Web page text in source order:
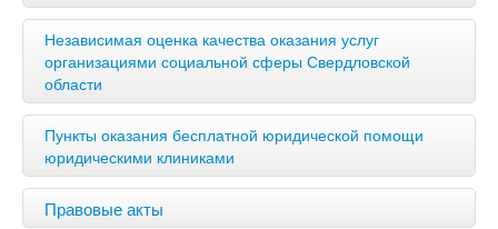
Независимая оценка качества оказания услуг
организациями социальной сферы Свердловской
области
Пункты оказания бесплатной юридической помощи
юридическими клиниками
Правовые акты